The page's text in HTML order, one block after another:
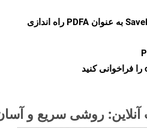
را از CellsAPI با SaveFormat به عنوان PDFA راه اندازی
را فراخوانی کنید